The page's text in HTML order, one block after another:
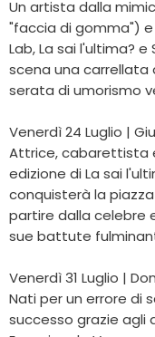
Un artista dalla
"faccia di gomma")
Lab, La sai l'ultima?
scena una carrellata
serata di umorismo
Venerdì 24 Luglio |
Attrice, cabarettista
edizione di La sai
conquisterà la
partire dalla celebre
sue battute
Venerdì 31 Luglio |
Nati per un errore di
successo grazie agli